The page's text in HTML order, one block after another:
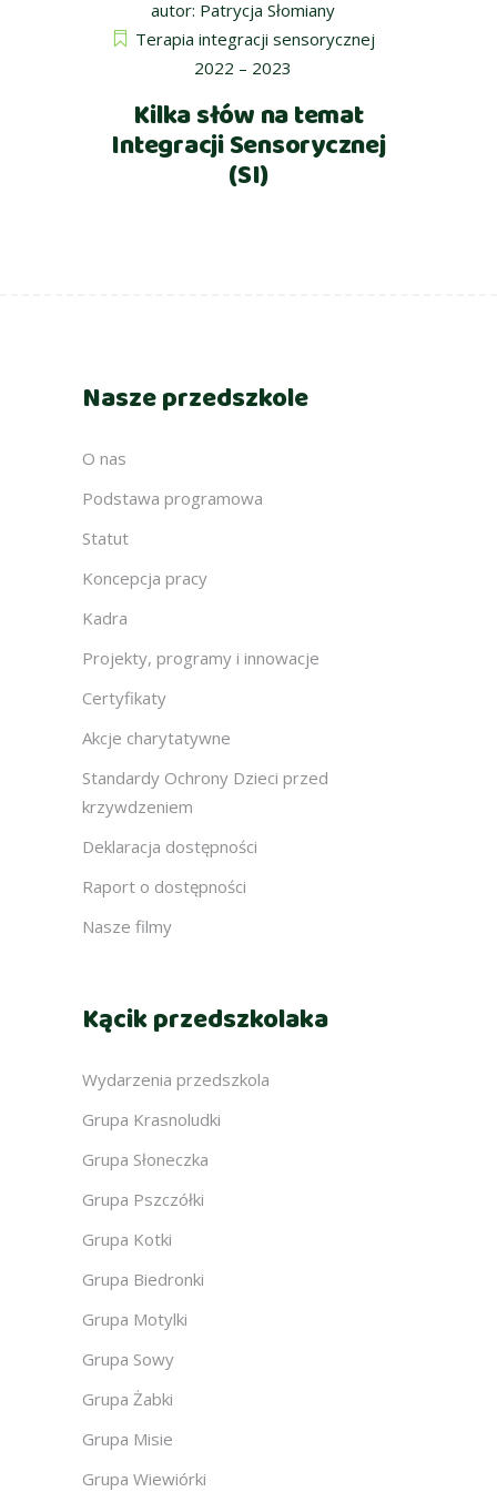
autor: Patrycja Słomiany
Terapia integracji sensorycznej
2022 – 2023
Kilka słów na temat
Integracji Sensorycznej
(SI)
Nasze przedszkole
O nas
Podstawa programowa
Statut
Koncepcja pracy
Kadra
Projekty, programy i innowacje
Certyfikaty
Akcje charytatywne
Standardy Ochrony Dzieci przed
krzywdzeniem
Deklaracja dostępności
Raport o dostępności
Nasze filmy
Kącik przedszkolaka
Wydarzenia przedszkola
Grupa Krasnoludki
Grupa Słoneczka
Grupa Pszczółki
Grupa Kotki
Grupa Biedronki
Grupa Motylki
Grupa Sowy
Grupa Żabki
Grupa Misie
Grupa Wiewiórki